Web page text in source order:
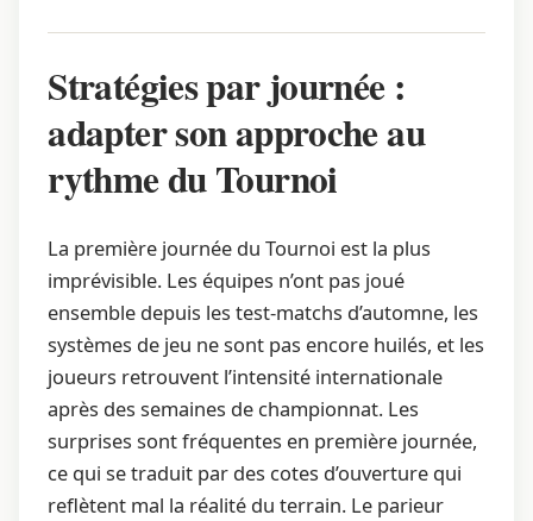
Stratégies par journée :
adapter son approche au
rythme du Tournoi
La première journée du Tournoi est la plus
imprévisible. Les équipes n’ont pas joué
ensemble depuis les test-matchs d’automne, les
systèmes de jeu ne sont pas encore huilés, et les
joueurs retrouvent l’intensité internationale
après des semaines de championnat. Les
surprises sont fréquentes en première journée,
ce qui se traduit par des cotes d’ouverture qui
reflètent mal la réalité du terrain. Le parieur